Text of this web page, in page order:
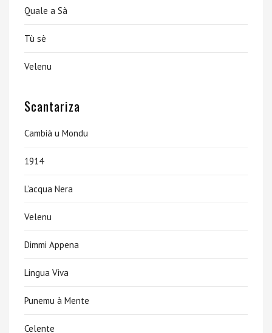
Quale a Sà
Tù sè
Velenu
Scantariza
Cambià u Mondu
1914
L’acqua Nera
Velenu
Dimmi Appena
Lingua Viva
Punemu à Mente
Celente